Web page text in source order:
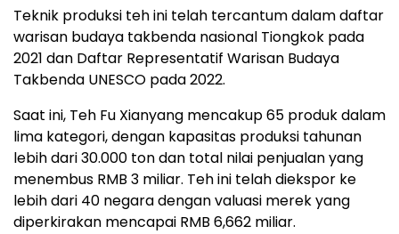
Teknik produksi teh ini telah tercantum dalam daftar
warisan budaya takbenda nasional Tiongkok pada
2021 dan Daftar Representatif Warisan Budaya
Takbenda UNESCO pada 2022.
Saat ini, Teh Fu Xianyang mencakup 65 produk dalam
lima kategori, dengan kapasitas produksi tahunan
lebih dari 30.000 ton dan total nilai penjualan yang
menembus RMB 3 miliar. Teh ini telah diekspor ke
lebih dari 40 negara dengan valuasi merek yang
diperkirakan mencapai RMB 6,662 miliar.